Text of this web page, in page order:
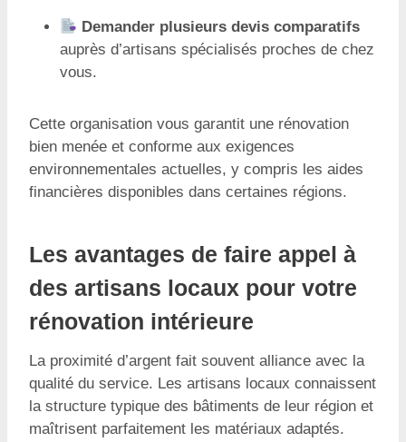
Demander plusieurs devis comparatifs
auprès d’artisans spécialisés proches de chez
vous.
Cette organisation vous garantit une rénovation
bien menée et conforme aux exigences
environnementales actuelles, y compris les aides
financières disponibles dans certaines régions.
Les avantages de faire appel à
des artisans locaux pour votre
rénovation intérieure
La proximité d’argent fait souvent alliance avec la
qualité du service. Les artisans locaux connaissent
la structure typique des bâtiments de leur région et
maîtrisent parfaitement les matériaux adaptés.